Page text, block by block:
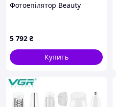
Фотоепілятор Beauty
5 792 ₴
Купить